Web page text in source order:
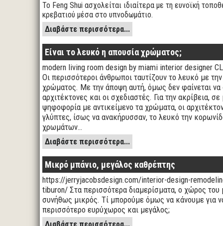
Το Feng Shui ασχολείται ιδιαίτερα με τη ευνοϊκή
κρεβατιού μέσα στο υπνοδωμάτιο.
Διαβάστε περισσότερα...
Είναι το λευκό η απουσία χρώματος;
modern living room design by miami interior designer
Οι περισσότεροι άνθρωποι ταυτίζουν το λευκό με
χρώματος. Με την άποψη αυτή, όμως δεν φαίνεται
αρχιτέκτονες και οι σχεδιαστές. Για την ακρίβεια,
ψηφοφορία με αντικείμενο τα χρώματα, οι
γλύπτες, ίσως να ανακήρυσσαν, το λευκό την
χρωμάτων…
Διαβάστε περισσότερα...
Μικρό μπάνιο, μεγάλος καθρέπτης
https://jerryjacobsdesign.com/interior-design-
tiburon/ Στα περισσότερα διαμερίσματα, ο χώρος του
συνήθως μικρός. Τί μπορούμε όμως να κάνουμε για
περισσότερο ευρύχωρος και μεγάλος;